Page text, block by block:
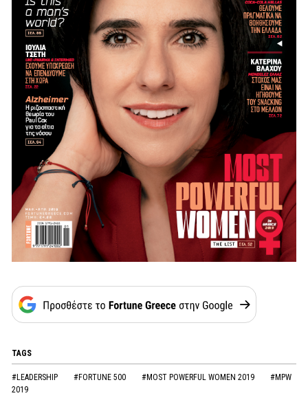
TAGS
#LEADERSHIP #FORTUNE 500 #MOST POWERFUL WOMEN 2019
#MPW
2019